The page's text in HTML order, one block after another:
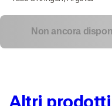
Non ancora
Altri prodotti